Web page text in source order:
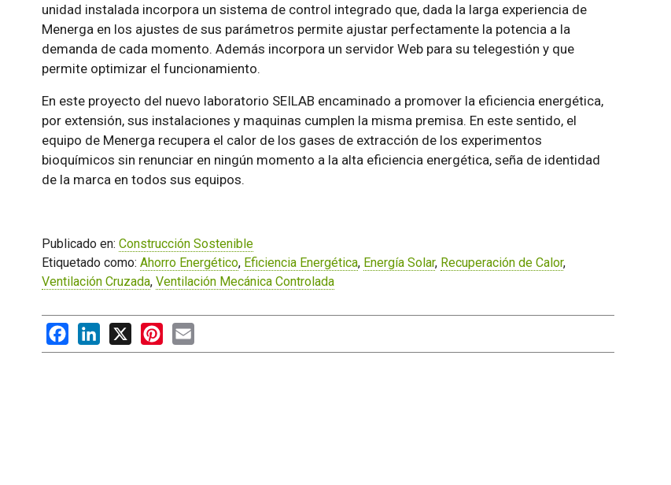
unidad instalada incorpora un sistema de control integrado que, dada la larga experiencia de
Menerga en los ajustes de sus parámetros permite ajustar perfectamente la potencia a la
demanda de cada momento. Además incorpora un servidor Web para su telegestión y que
permite optimizar el funcionamiento.
En este proyecto del nuevo laboratorio SEILAB encaminado a promover la eficiencia energética,
por extensión, sus instalaciones y maquinas cumplen la misma premisa. En este sentido, el
equipo de Menerga recupera el calor de los gases de extracción de los experimentos
bioquímicos sin renunciar en ningún momento a la alta eficiencia energética, seña de identidad
de la marca en todos sus equipos.
Publicado en: Construcción Sostenible
Etiquetado como: Ahorro Energético, Eficiencia Energética, Energía Solar, Recuperación de Calor,
Ventilación Cruzada, Ventilación Mecánica Controlada
FacebookLinkedIn
X PinterestEmail